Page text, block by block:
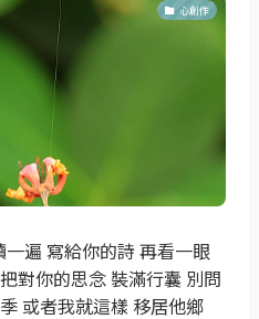
心創作
遍 寫給你的詩 再看一眼
對你的思念 裝滿行囊 別問
或者我就這樣 移居他鄉